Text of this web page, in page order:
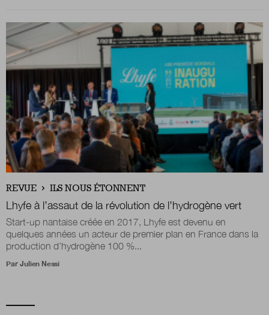
REVUE ILS NOUS ÉTONNENT
Lhyfe à l’assaut de la révolution de l’hydrogène vert
Start-up nantaise créée en 2017, Lhyfe est devenu en
quelques années un acteur de premier plan en France dans la
production d’hydrogène 100 %...
Par Julien Nessi